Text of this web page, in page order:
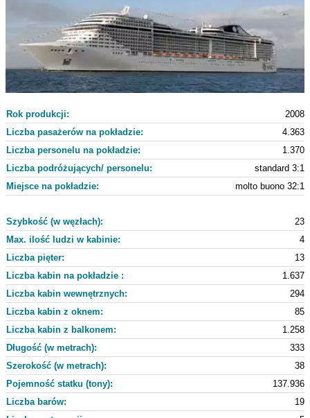
Rok produkcji:
2008
Liczba pasażerów na pokładzie:
4.363
Liczba personelu na pokładzie:
1.370
Liczba podróżujących/ personelu:
standard 3:1
Miejsce na pokładzie:
molto buono 32:1
23
Szybkość (w węzłach):
4
Max. ilość ludzi w kabinie:
Liczba pięter:
13
Liczba kabin na pokładzie :
1.637
Liczba kabin wewnętrznych:
294
Liczba kabin z oknem:
85
Liczba kabin z balkonem:
1.258
Długość (w metrach):
333
Szerokość (w metrach):
38
Pojemność statku (tony):
137.936
Liczba barów:
19